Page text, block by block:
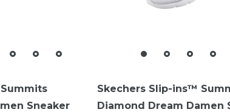
Sneaker
Skechers Slip-ins™
Diamond Dream Damen